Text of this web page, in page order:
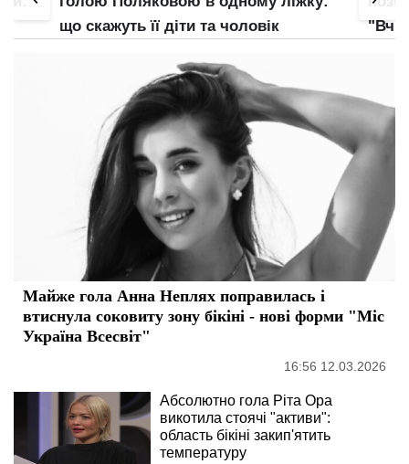
"Вчися підбирати свої…"
Майже гола Анна Неплях поправилась і
втиснула соковиту зону бікіні - нові форми "Міс
Україна Всесвіт"
16:56 12.03.2026
Абсолютно гола Ріта Ора
викотила стоячі "активи":
область бікіні закип'ятить
температуру